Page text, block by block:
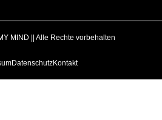
MIND || Alle Rechte vorbehalten
DatenschutzKontakt